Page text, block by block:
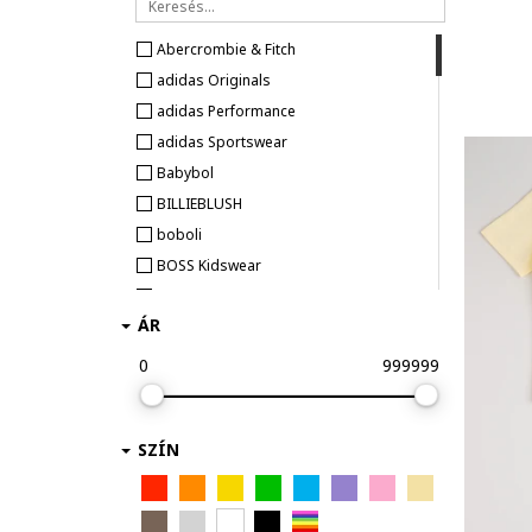
Abercrombie & Fitch
adidas Originals
adidas Performance
adidas Sportswear
Babybol
BILLIEBLUSH
boboli
BOSS Kidswear
Carter's
CMP
Columbia
Converse
DESIGUAL
ÁR
0
999999
SZÍN